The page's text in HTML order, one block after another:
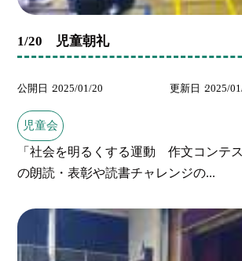
1/20 児童朝礼
公開日 2025/01/20 更新日 2025/
児童会
「社会を明るくする運動 作文コンテ
の朗読・表彰や読書チャレンジの...